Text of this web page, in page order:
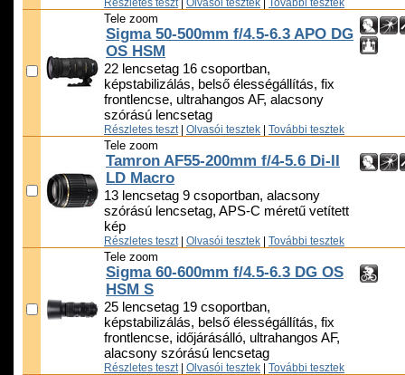
Részletes teszt Olvasói tesztek További tesztek
Tele zoom
Sigma 50-500mm f/4.5-6.3 APO DG
OS HSM
22 lencsetag 16 csoportban,
képstabilizálás, belső élességállítás, fix
frontlencse, ultrahangos AF, alacsony
szórású lencsetag
Részletes teszt Olvasói tesztek További tesztek
Tele zoom
Tamron AF55-200mm f/4-5.6 Di-II
LD Macro
13 lencsetag 9 csoportban, alacsony
szórású lencsetag, APS-C méretű vetített
kép
Részletes teszt Olvasói tesztek További tesztek
Tele zoom
Sigma 60-600mm f/4.5-6.3 DG OS
HSM S
25 lencsetag 19 csoportban,
képstabilizálás, belső élességállítás, fix
frontlencse, időjárásálló, ultrahangos AF,
alacsony szórású lencsetag
Részletes teszt Olvasói tesztek További tesztek